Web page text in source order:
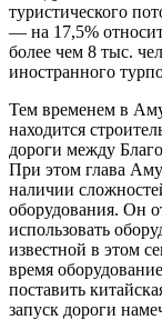
туристического
— на 17,5%
более чем 8 тыс.
иностранного
Тем временем в
находится
дороги между
При этом глава
наличии
оборудования. Он
использовать
известной в этом
время
поставить
запуск дороги